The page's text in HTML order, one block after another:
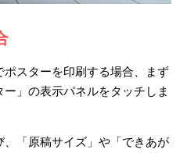
スターを印刷する場合、まず
ー」の表示パネルをタッチしま
「原稿サイズ」や「できあが